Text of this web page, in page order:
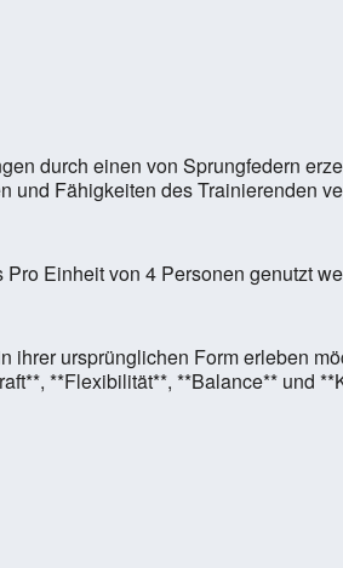
durch einen von Sprungfedern
und Fähigkeiten des Trainierenden
Einheit von 4 Personen genutzt
ursprünglichen Form erleben
**Flexibilität**, **Balance** und